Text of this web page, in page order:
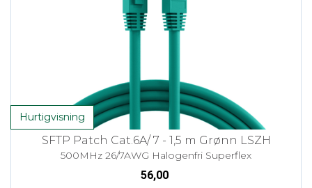
Hurtigvisning
SFTP Patch Cat.6A/ 7 - 1,5 m Grønn LSZH
500MHz 26/7AWG Halogenfri Superflex
56,00